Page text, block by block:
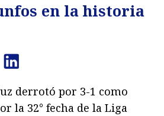
en la historia
derrotó por 3-1 como
la 32° fecha de la Liga